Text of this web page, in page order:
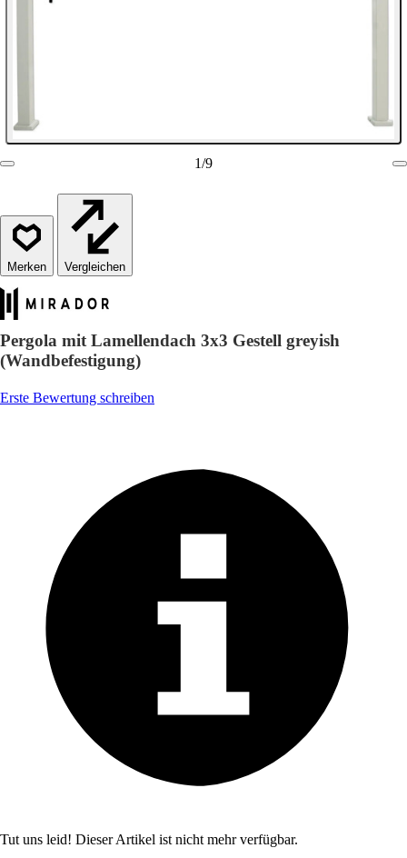
1/9
Vergleichen
Pergola mit Lamellendach 3x3 Gestell greyish
(Wandbefestigung)
Erste Bewertung schreiben
Tut uns leid! Dieser Artikel ist nicht mehr verfügbar.